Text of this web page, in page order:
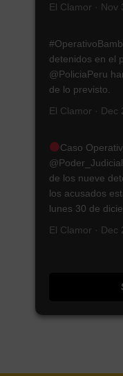
El Clamor · Nov
detenidos en el
@PoliciaPeru
de lo previsto.
El Clamor · Dec
Caso
de los nueve
los acusados
lunes 30 de
El Clamor · Dec